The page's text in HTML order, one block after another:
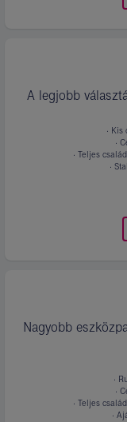
A legjobb
·
·
· Teljes
·
Nagyobb
·
·
· Teljes
·